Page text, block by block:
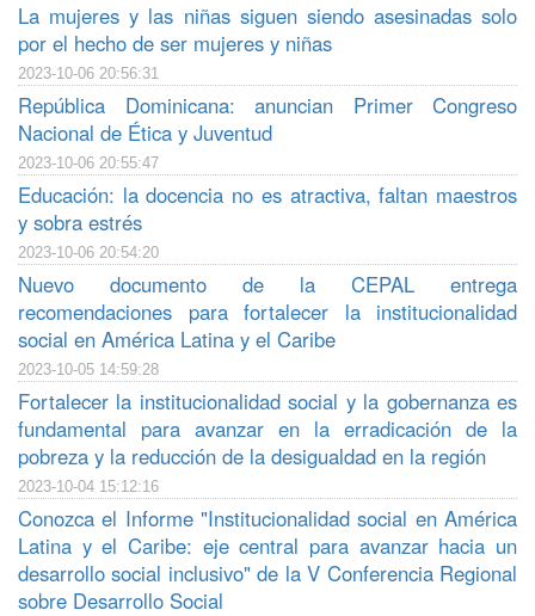
La mujeres y las niñas siguen siendo asesinadas solo
por el hecho de ser mujeres y niñas
2023-10-06 20:56:31
República Dominicana: anuncian Primer Congreso
Nacional de Ética y Juventud
2023-10-06 20:55:47
Educación: la docencia no es atractiva, faltan maestros
y sobra estrés
2023-10-06 20:54:20
Nuevo documento de la CEPAL entrega
recomendaciones para fortalecer la institucionalidad
social en América Latina y el Caribe
2023-10-05 14:59:28
Fortalecer la institucionalidad social y la gobernanza es
fundamental para avanzar en la erradicación de la
pobreza y la reducción de la desigualdad en la región
2023-10-04 15:12:16
Conozca el Informe "Institucionalidad social en América
Latina y el Caribe: eje central para avanzar hacia un
desarrollo social inclusivo" de la V Conferencia Regional
sobre Desarrollo Social